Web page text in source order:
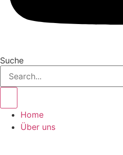
Suche
Home
Über uns